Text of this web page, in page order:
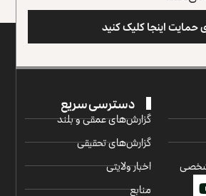
حمایت اینجا کلیک کنید
شخصی
دسترسی سریع
گزارش‌‌های عمقی و بلند
گزارش‌های تحقیقی
اخبار ولایتی
منابع